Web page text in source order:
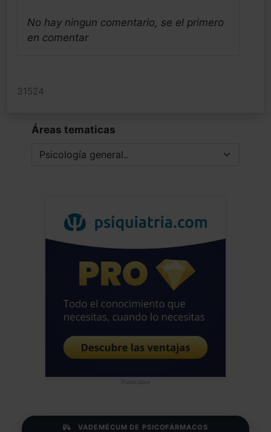
No hay ningun comentario, se el primero
en comentar
31524
Áreas tematicas
Publicidad
VADEMÉCUM DE PSICOFÁRMACOS